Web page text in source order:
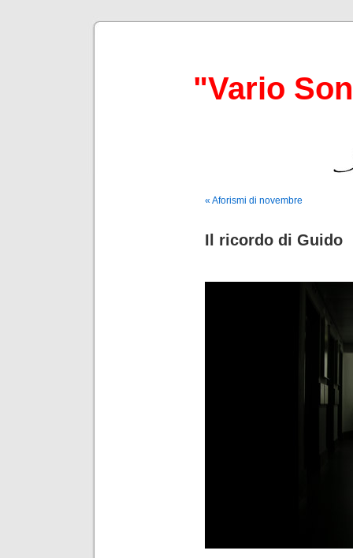
"Vario
« Aforismi di novembre
Il ricordo di Guido